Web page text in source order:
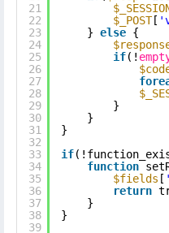
21
22
23
24
25
26
27
28
29
30
31
32
33
34
35
36
37
38
39
$_POST[
} else {
if(!
}
}
}
if
function
$fields [
return
}
}